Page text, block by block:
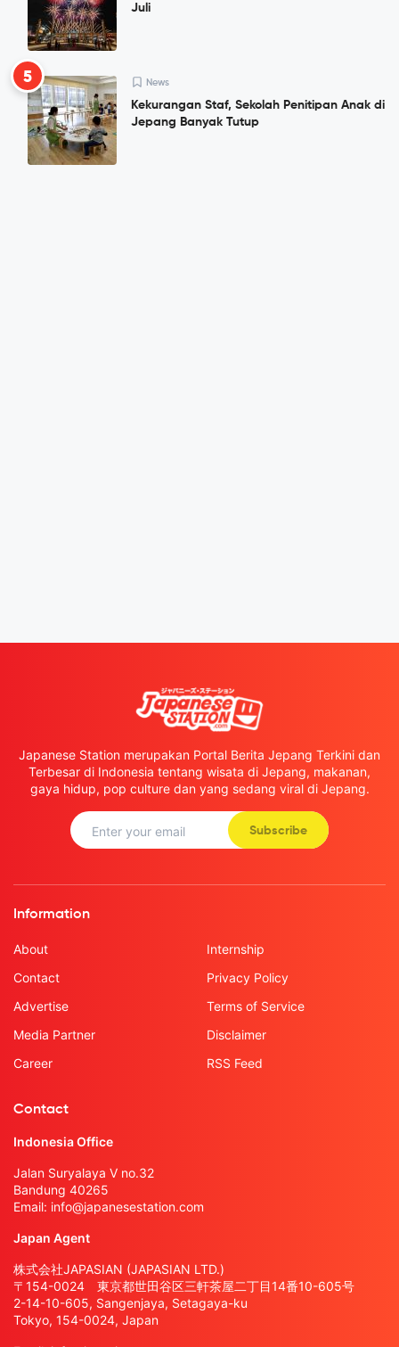
Juli
5 News
Kekurangan Staf, Sekolah Penitipan Anak di
Jepang Banyak Tutup
Japanese Station merupakan Portal Berita Jepang Terkini dan
Terbesar di Indonesia tentang wisata di Jepang, makanan,
gaya hidup, pop culture dan yang sedang viral di Jepang.
Subscribe
Information
About
Contact
Advertise
Media Partner
Career
Internship
Privacy Policy
Terms of Service
Disclaimer
RSS Feed
Contact
Indonesia Office
Jalan Suryalaya V no.32
Bandung 40265
Email: info@japanesestation.com
Japan Agent
株式会社JAPASIAN (JAPASIAN LTD.)
〒154-0024 東京都世田谷区三軒茶屋二丁目14番10-605号
2-14-10-605, Sangenjaya, Setagaya-ku
Tokyo, 154-0024, Japan